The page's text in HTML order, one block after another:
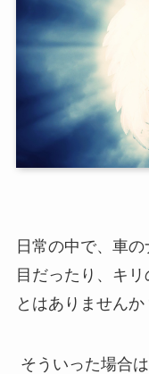
日常の中で、車
目だったり、キ
とはありませんか
そういった場合